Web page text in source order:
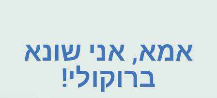
אמא, אני שונא
ברוקולי!